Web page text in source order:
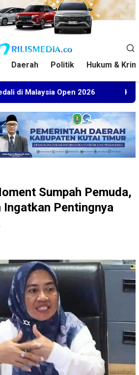
Daerah Politik Hukum &
Open 2026 Kuasa Hukum BT
Sumpah Pemuda,
Ingatkan Pentingnya